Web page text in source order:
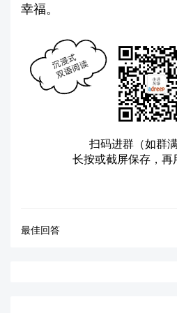
幸福。
扫码进群（如群满
长按或截屏保存，再
最佳回答